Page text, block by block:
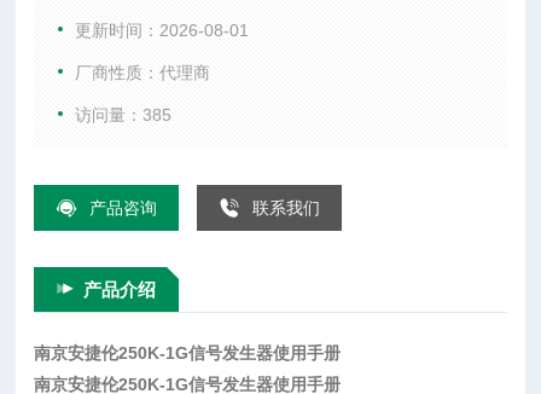
更新时间：2026-08-01
厂商性质：代理商
访问量：385
产品咨询 联系我们
产品介绍
南京安捷伦250K-1G信号发生器使用手册
南京安捷伦250K-1G信号发生器使用手册